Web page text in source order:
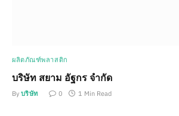
ผลิตภัณฑ์พลาสติก
บริษัท สยาม อัฐกร จำกัด
By บริษัท 0 1 Min Read